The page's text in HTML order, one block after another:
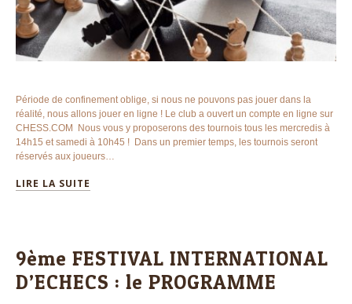
Période de confinement oblige, si nous ne pouvons pas jouer dans la
réalité, nous allons jouer en ligne ! Le club a ouvert un compte en ligne sur
CHESS.COM Nous vous y proposerons des tournois tous les mercredis à
14h15 et samedi à 10h45 ! Dans un premier temps, les tournois seront
réservés aux joueurs…
LIRE LA SUITE
9ème FESTIVAL INTERNATIONAL
D’ECHECS : le PROGRAMME